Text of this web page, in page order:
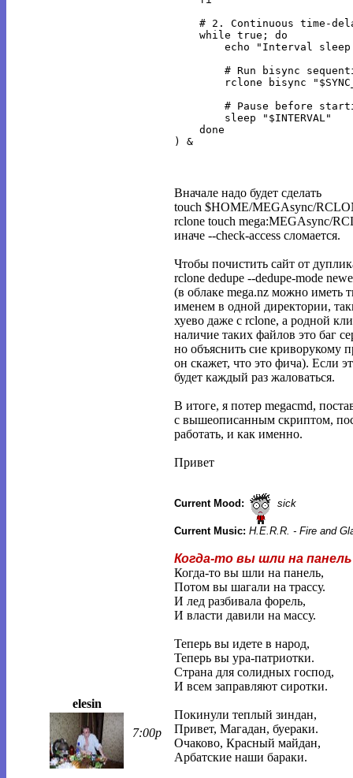
# 2. Continuous time-
    while true; do
echo "Interval
# Run bisync
rclone bisync
# Pause before
        sleep "$INTERVAL"
    done
Вначале надо будет сделать
touch $HOME/MEGAsync/
rclone touch mega:MEGAsync/
иначе --check-access сломается.
Чтобы почистить сайт от
rclone dedupe --dedupe-mode
(в облаке mega.nz можно иметь
именем в одной директории,
хуево даже с rclone, а родной
наличие таких файлов это баг
но объяснить сие криворукому
он скажет, что это фича). Если
будет каждый раз жаловаться.
В итоге, я потер megacmd,
с вышеописанным скриптом,
работать, и как именно.
Привет
Current Mood: sick
Current Music: H.E.R.R. - Fire and
elesin
7:00p
Когда-то вы шли на панель
Когда-то вы шли на панель,
Потом вы шагали на трассу.
И лед разбивала форель,
И власти давили на массу.
Теперь вы идете в народ,
Теперь вы ура-патриотки.
Страна для солидных господ,
И всем заправляют сиротки.
Покинули теплый зиндан,
Привет, Магадан, буераки.
Очаково, Красный майдан,
Арбатские наши бараки.